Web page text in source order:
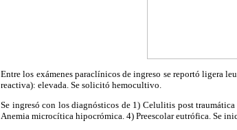
Entre los exámenes paraclínicos de ingreso se reportó ligera
reactiva): elevada. Se solicitó hemocultivo.
Se ingresó con los diagnósticos de 1) Celulitis post
Anemia microcítica hipocrómica. 4) Preescolar eutrófica. Se